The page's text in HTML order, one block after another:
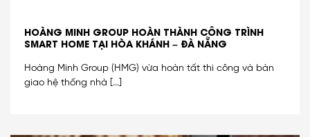
HOÀNG MINH GROUP HOÀN THÀNH CÔNG TRÌNH
SMART HOME TẠI HÒA KHÁNH – ĐÀ NẴNG
Hoàng Minh Group (HMG) vừa hoàn tất thi công và bàn
giao hệ thống nhà [...]